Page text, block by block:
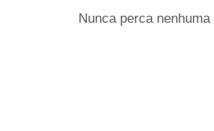
Nunca perca